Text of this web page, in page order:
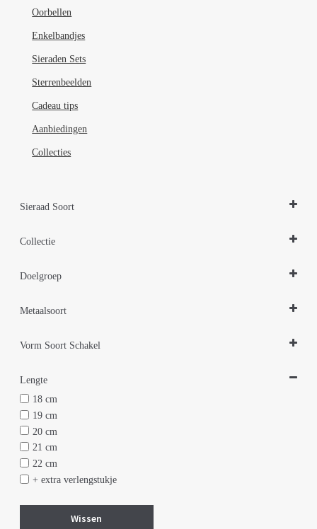
Oorbellen
Enkelbandjes
Sieraden Sets
Sterrenbeelden
Cadeau tips
Aanbiedingen
Collecties
Sieraad Soort
Collectie
Doelgroep
Metaalsoort
Vorm Soort Schakel
Lengte
18 cm
19 cm
20 cm
21 cm
22 cm
+ extra verlengstukje
Wissen